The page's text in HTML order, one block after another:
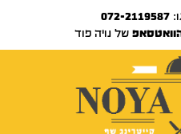
072-2119587
של נויה פוד